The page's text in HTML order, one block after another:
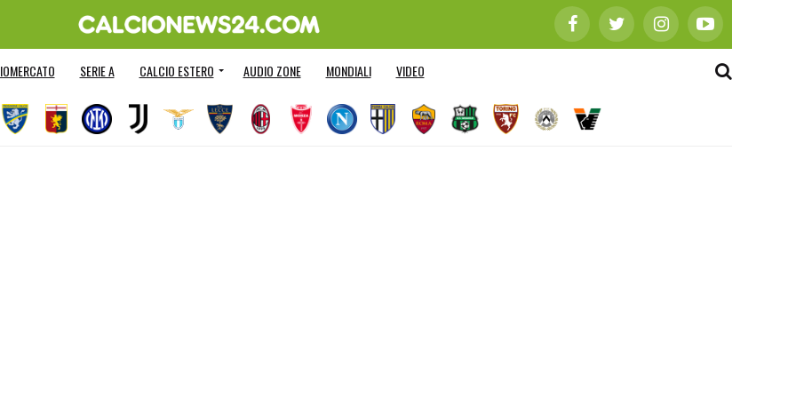
SERIE A CALCIO ESTERO AUDIO ZONE MONDIALI VIDEO